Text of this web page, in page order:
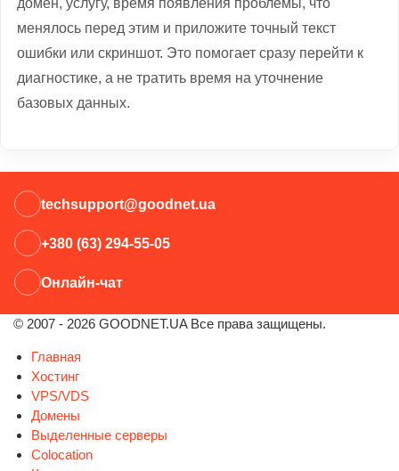
домен, услугу, время появления проблемы, что
менялось перед этим и приложите точный текст
ошибки или скриншот. Это помогает сразу перейти к
диагностике, а не тратить время на уточнение
базовых данных.
techsupport@goodnet.ua
+380 (63) 294-55-05
Онлайн-чат
© 2007 - 2026 GOODNET.UA Все права защищены.
Главная
Хостинг
VPS/VDS
Домены
Выделенные серверы
Colocation